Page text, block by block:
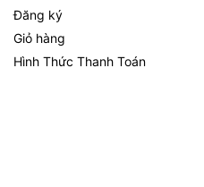
Đăng ký
Giỏ hàng
Hình Thức Thanh Toán